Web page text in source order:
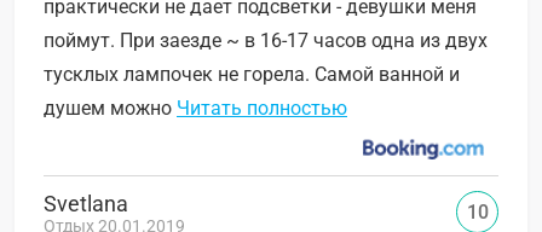
практически не дает подсветки - девушки меня
поймут. При заезде ~ в 16-17 часов одна из двух
тусклых лампочек не горела. Самой ванной и
душем можно Читать полностью
Svetlana
Отдых 20.01.2019
10